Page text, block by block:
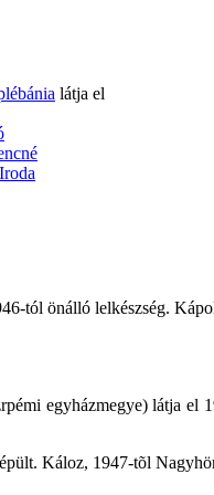
látja el
tól önálló lelkészség.
egyházmegye) látja
Káloz, 1947-tõl